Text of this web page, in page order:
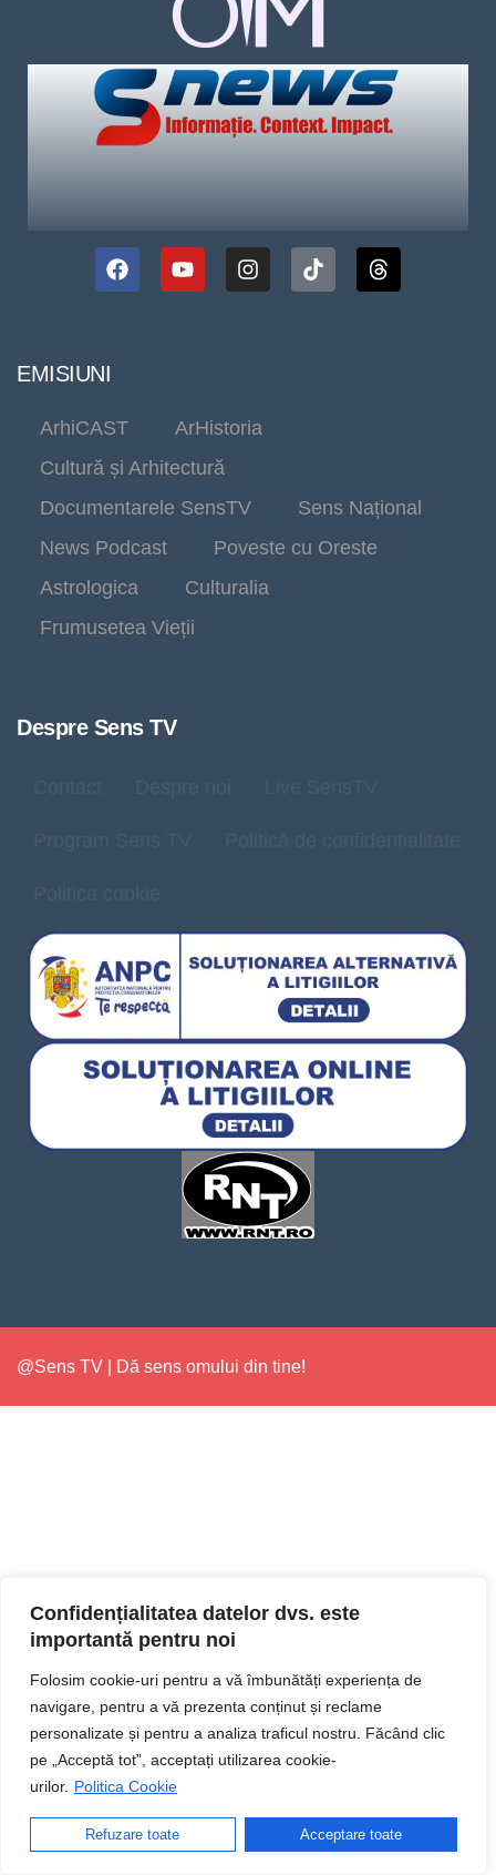
Confidențialitatea datelor dvs. este
importantă pentru noi
Folosim cookie-uri pentru a vă îmbunătăți experiența de
navigare, pentru a vă prezenta conținut și reclame
personalizate și pentru a analiza traficul nostru. Făcând clic
pe „Acceptă tot”, acceptați utilizarea cookie-
urilor. Politica Cookie
Refuzare toate Acceptare toate
EMISIUNI
ArhiCAST
ArHistoria
Cultură și Arhitectură
Documentarele SensTV
Sens Național
News Podcast
Poveste cu Oreste
Astrologica
Culturalia
Frumusetea Vieții
Despre Sens TV
@Sens TV | Dă sens omului din tine!